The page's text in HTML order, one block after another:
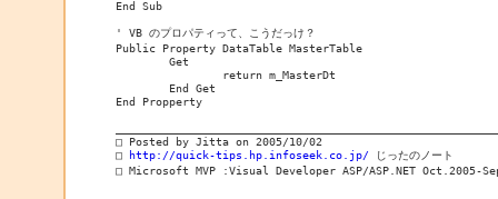
End Sub
' VB のプロパティって、こうだっけ？
Public Property DataTable MasterTable
	Get
		return m_MasterDt
	End Get
End Propperty
□ Posted by Jitta on 2005/10/02
□ http://quick-tips.hp.infoseek.co.jp/ じったのノート
□ Microsoft MVP :Visual Developer ASP/ASP.NET Oct.2005-